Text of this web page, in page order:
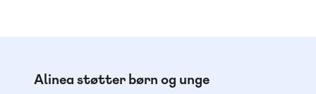
Alinea støtter børn og unge